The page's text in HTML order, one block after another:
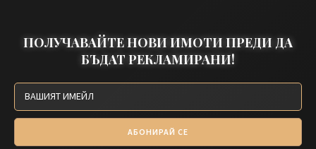
ПОЛУЧАВАЙТЕ НОВИ ИМОТИ ПРЕДИ ДА
БЪДАТ РЕКЛАМИРАНИ!
АБОНИРАЙ СЕ